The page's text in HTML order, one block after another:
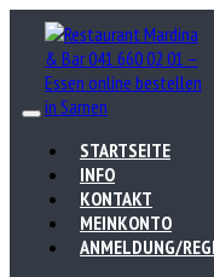
STARTSEITE
INFO
KONTAKT
MEINKONTO
ANMELDUNG/